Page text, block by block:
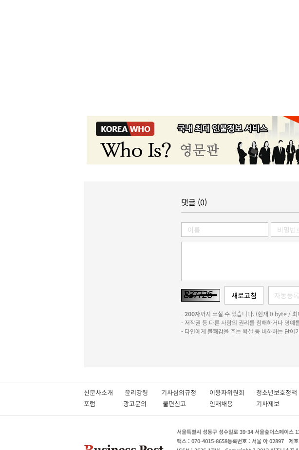
댓글 (0)
-200자까지 쓰실 수 있습니다. (현재 0 byte /
- 저작권 등 다른 사람의 권리를 침해하거나 명예
- 타인에게 불쾌감을 주는 욕설 등 비하하는 단어
신문사소개 윤리강령 기사심의규정 이용자위원회 청소년보호정
포럼
광고문의 불편신고 인재채용 기사제보
서울특별시 성동구 성수일로 39-34 서울숲더스페이스
팩스 : 070-4015-8658등록번호 : 서울 아 02897 제